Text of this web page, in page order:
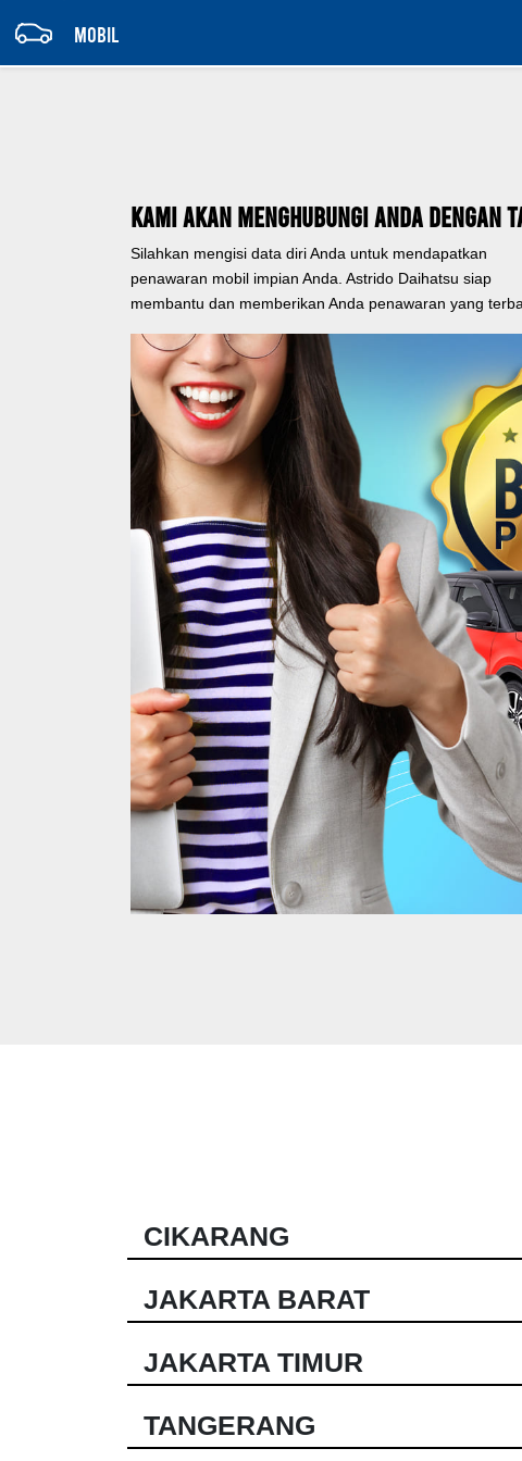
MOBIL
Kami Akan Menghubungi Anda Dengan
Silahkan mengisi data diri Anda untuk mendapatkan
penawaran mobil impian Anda. Astrido Daihatsu siap
membantu dan memberikan Anda penawaran yang
CIKARANG
JAKARTA BARAT
JAKARTA TIMUR
TANGERANG